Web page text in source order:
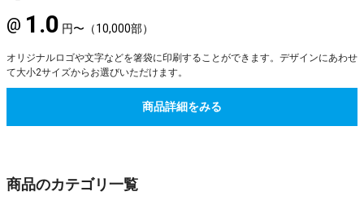
@ 1.0 円〜（10,000部）
オリジナルロゴや文字などを箸袋に印刷することができます。デザインにあわせ
て大小2サイズからお選びいただけます。
商品詳細をみる
商品のカテゴリ一覧